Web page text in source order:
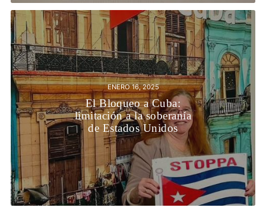
ENERO 16, 2025
El Bloqueo a Cuba:
limitación a la soberanía
de Estados Unidos